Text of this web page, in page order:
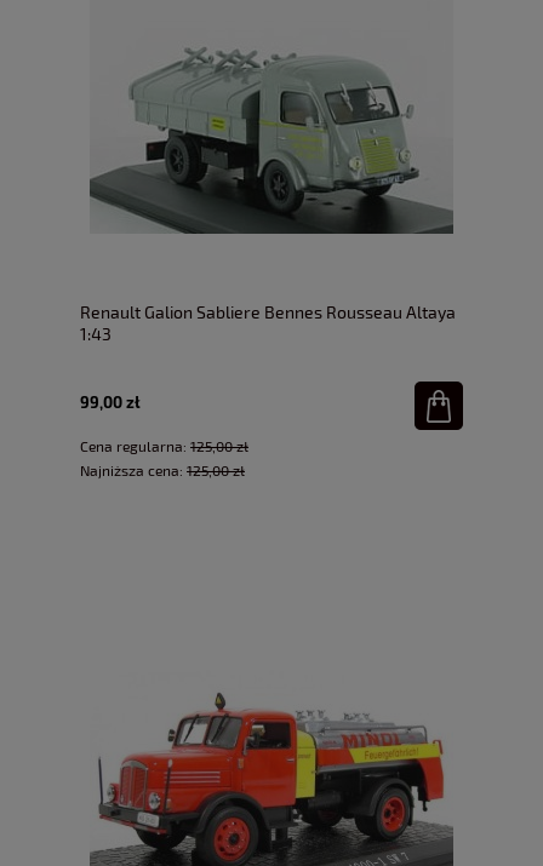
Renault Galion Sabliere Bennes Rousseau Altaya
1:43
99,00 zł
Cena regularna: 125,00 zł
Najniższa cena: 125,00 zł